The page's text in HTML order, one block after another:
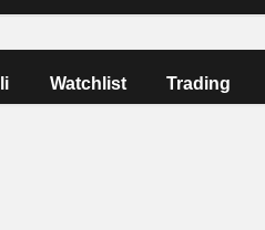
Watchlist Trading